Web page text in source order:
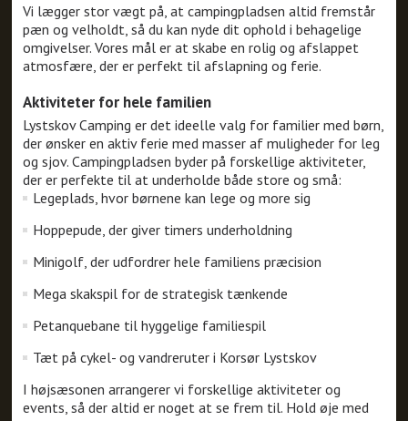
Vi lægger stor vægt på, at campingpladsen altid fremstår
pæn og velholdt, så du kan nyde dit ophold i behagelige
omgivelser. Vores mål er at skabe en rolig og afslappet
atmosfære, der er perfekt til afslapning og ferie.
Aktiviteter for hele familien
Lystskov Camping er det ideelle valg for familier med børn,
der ønsker en aktiv ferie med masser af muligheder for leg
og sjov. Campingpladsen byder på forskellige aktiviteter,
der er perfekte til at underholde både store og små:
Legeplads, hvor børnene kan lege og more sig
Hoppepude, der giver timers underholdning
Minigolf, der udfordrer hele familiens præcision
Mega skakspil for de strategisk tænkende
Petanquebane til hyggelige familiespil
Tæt på cykel- og vandreruter i Korsør Lystskov
I højsæsonen arrangerer vi forskellige aktiviteter og
events, så der altid er noget at se frem til. Hold øje med